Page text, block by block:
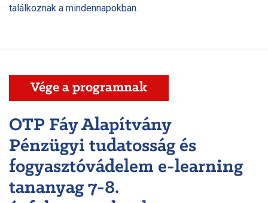
találkoznak a mindennapokban.
Vége a programnak
OTP Fáy Alapítvány
Pénzügyi tudatosság és
fogyasztóvádelem e-learning
tananyag 7-8.